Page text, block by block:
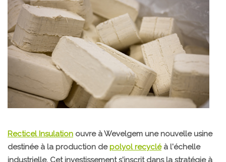
Recticel Insulation ouvre à Wevelgem une nouvelle usine
destinée à la production depolyol recycléà l'échelle
industrielle. Cet investissement s'inscrit dans la stratégie à